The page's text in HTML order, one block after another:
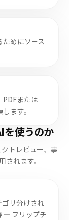
めにソース
PDFまたは
ます。
を使うのか
トレビュー、事
れます。
リ分けされ
— フリップチ